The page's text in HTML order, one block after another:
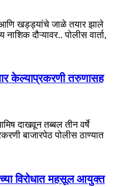
आणि खड्ड्यांचे जाळे तयार झाले
दौऱ्यावर.. पोलीस वार्ता,
केल्याप्रकरणी तरुणासह
दाखवून तब्बल तीन वर्षे
बाजारपेठ पोलीस ठाण्यात
विरोधात महसूल आयुक्त